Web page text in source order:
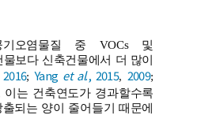
오염물질 중 VOCs 및
보다 신축건물에서 더 많이
;Yang et al., 2015, 2009;
이는 건축연도가 경과할수록
되는 양이 줄어들기 때문에